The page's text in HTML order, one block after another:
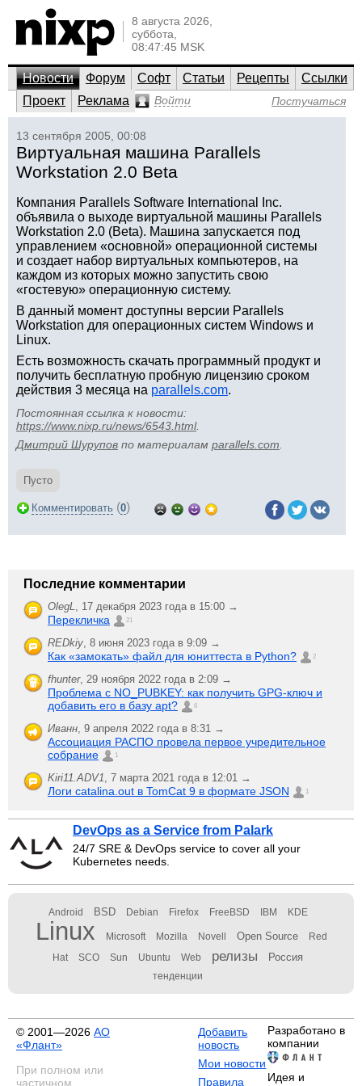
8 августа 2026,
суббота,
08:47:45 MSK
Новости Форум Софт Статьи Рецепты
Ссылки
Проект
Реклама Войти Постучаться
13 сентября 2005, 00:08
Виртуальная машина Parallels
Workstation 2.0 Beta
Компания Parallels Software International Inc.
объявила о выходе виртуальной машины Parallels
Workstation 2.0 (Beta). Машина запускается под
управлением «основной» операционной системы
и создает набор виртуальных компьютеров, на
каждом из которых можно запустить свою
«гостевую» операционную систему.
В данный момент доступны версии Parallels
Workstation для операционных систем Windows и
Linux.
Есть возможность скачать программный продукт и
получить бесплатную пробную лицензию сроком
действия 3 месяца на parallels.com.
Постоянная ссылка к новости:
https://www.nixp.ru/news/6543.html.
Дмитрий Шурупов по материалам parallels.com
Пусто
Комментировать (0)
Последние комментарии
OlegL, 17 декабря 2023 года в 15:00 →
Перекличка 21
REDkiy, 8 июня 2023 года в 9:09 →
Как «замокать» файл для юниттеста в Python? 2
fhunter, 29 ноября 2022 года в 2:09 →
Проблема с NO_PUBKEY: как получить GPG-ключ и
добавить его в базу apt?
6
Иванн, 9 апреля 2022 года в 8:31 →
Ассоциация РАСПО провела первое учредительное
собрание
1
Kiri11.ADV1, 7 марта 2021 года в 12:01 →
Логи catalina.out в TomCat 9 в формате JSON 1
DevOps as a Service from Palark
24/7 SRE & DevOps service to cover all your
Kubernetes needs.
Android BSD Debian Firefox FreeBSD IBM KDE
Linux Microsoft Mozilla Novell Open Source Red
Hat SCO Sun Ubuntu Web релизы Россия
тенденции
© 2001—2026 АО
«Флант»
При полном или
частичном
Добавить
новость
Мои новости
Правила
Разработано в
компании
Идея и